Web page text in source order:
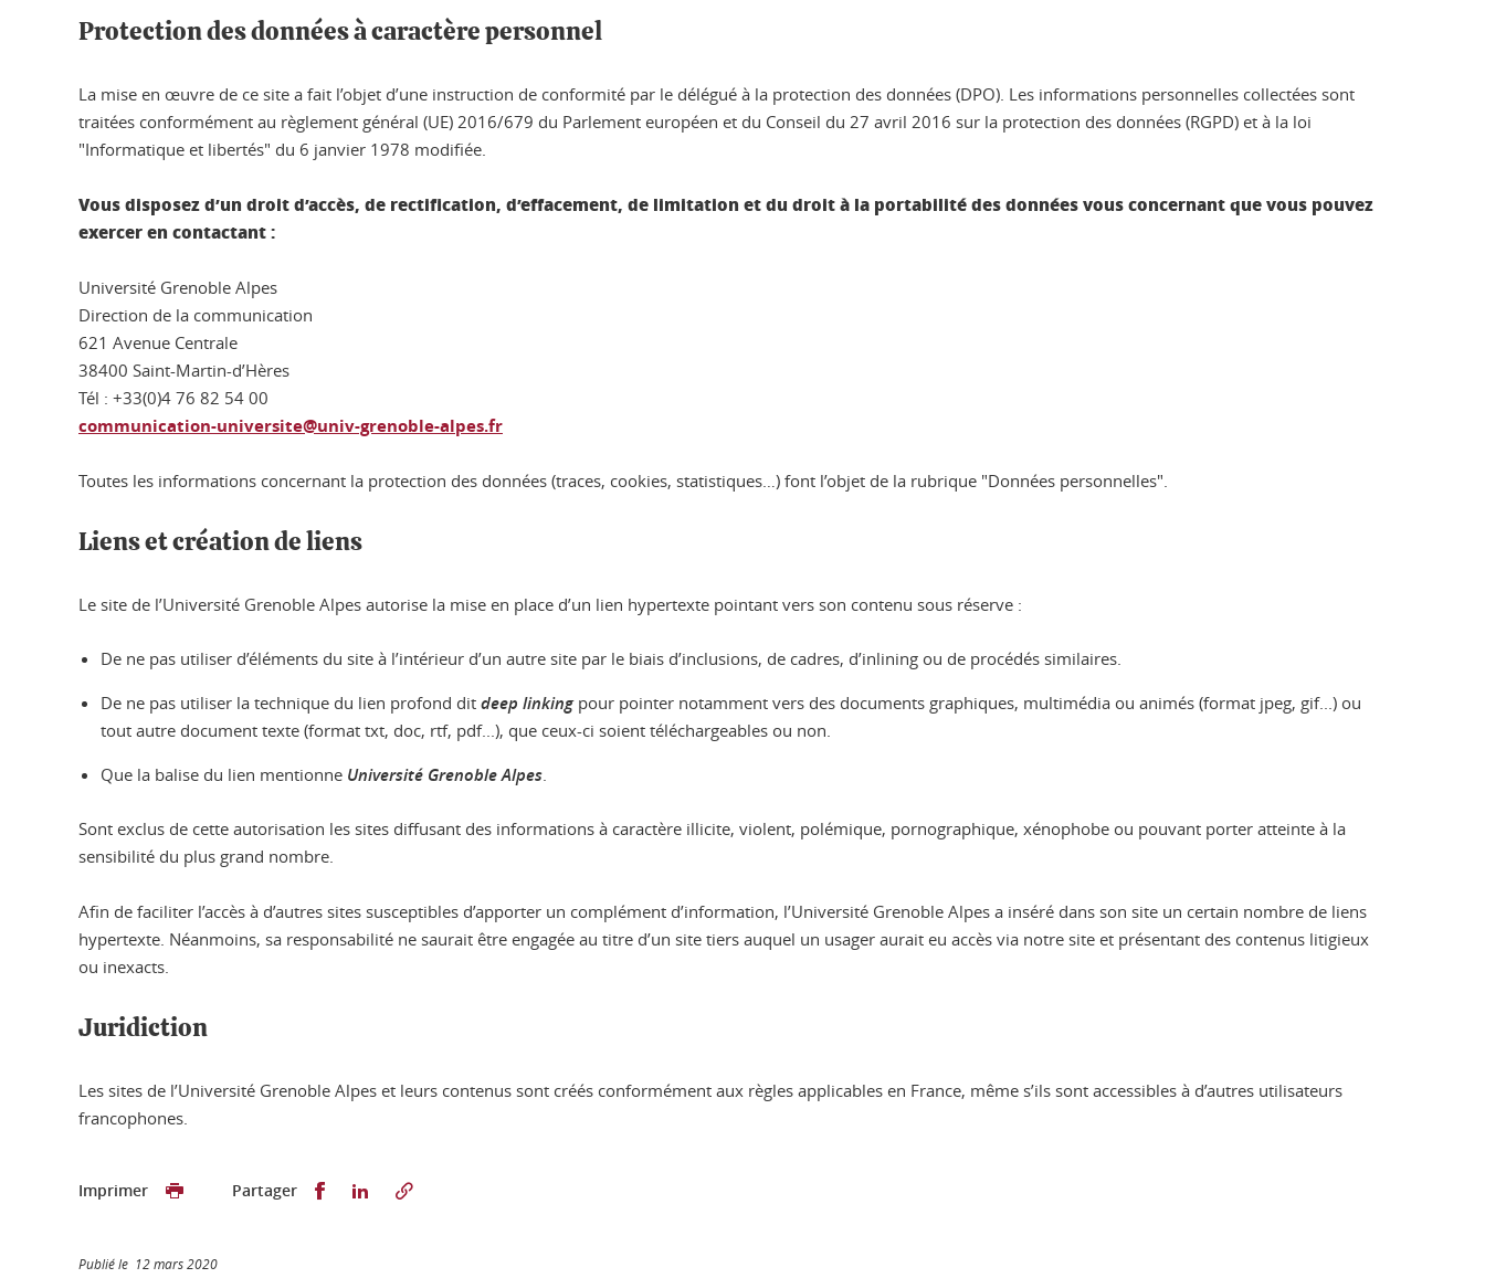
Protection des données à caractère personnel
La mise en œuvre de ce site a fait l’objet d’une instruction de conformité par le délégué à la protection des données (DPO). Les informations personnelles collectées sont
traitées conformément au règlement général (UE) 2016/679 du Parlement européen et du Conseil du 27 avril 2016 sur la protection des données (RGPD) et à la loi
"Informatique et libertés" du 6 janvier 1978 modifiée.
Vous disposez d’un droit d’accès, de rectification, d’effacement, de limitation et du droit à la portabilité des données vous concernant que vous pouvez
exercer en contactant :
Université Grenoble Alpes
Direction de la communication
621 Avenue Centrale
38400 Saint-Martin-d’Hères
Tél : +33(0)4 76 82 54 00
communication-universite@univ-grenoble-alpes.fr
Toutes les informations concernant la protection des données (traces, cookies, statistiques…) font l’objet de la rubrique "Données personnelles".
Liens et création de liens
Le site de l’Université Grenoble Alpes autorise la mise en place d’un lien hypertexte pointant vers son contenu sous réserve :
De ne pas utiliser d’éléments du site à l’intérieur d’un autre site par le biais d’inclusions, de cadres, d’inlining ou de procédés similaires.
De ne pas utiliser la technique du lien profond dit deep linkingpour pointer notamment vers des documents graphiques, multimédia ou animés (format jpeg, gif...) ou
tout autre document texte (format txt, doc, rtf, pdf...), que ceux-ci soient téléchargeables ou non.
Que la balise du lien mentionne Université Grenoble Alpes.
Sont exclus de cette autorisation les sites diffusant des informations à caractère illicite, violent, polémique, pornographique, xénophobe ou pouvant porter atteinte à la
sensibilité du plus grand nombre.
Afin de faciliter l’accès à d’autres sites susceptibles d’apporter un complément d’information, l’Université Grenoble Alpes a inséré dans son site un certain nombre de liens
hypertexte. Néanmoins, sa responsabilité ne saurait être engagée au titre d’un site tiers auquel un usager aurait eu accès via notre site et présentant des contenus litigieux
ou inexacts.
Juridiction
Les sites de l’Université Grenoble Alpes et leurs contenus sont créés conformément aux règles applicables en France, même s’ils sont accessibles à d’autres utilisateurs
francophones.
Imprimer Partager Partager sur Facebook
Partager sur LinkedIn
Publié le 12 mars 2020